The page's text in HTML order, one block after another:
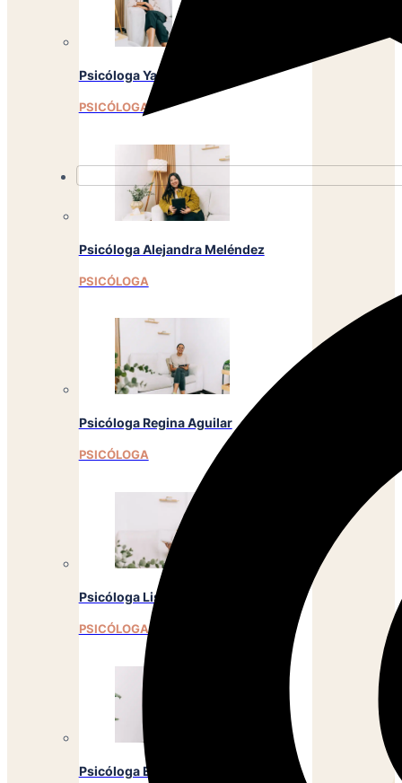
Psicóloga Yancy Cierra
PSICÓLOGA
Psicóloga Alejandra Meléndez
PSICÓLOGA
Psicóloga Regina Aguilar
PSICÓLOGA
Psicóloga Lisbeth Calles
PSICÓLOGA
Psicóloga Emely Barrera